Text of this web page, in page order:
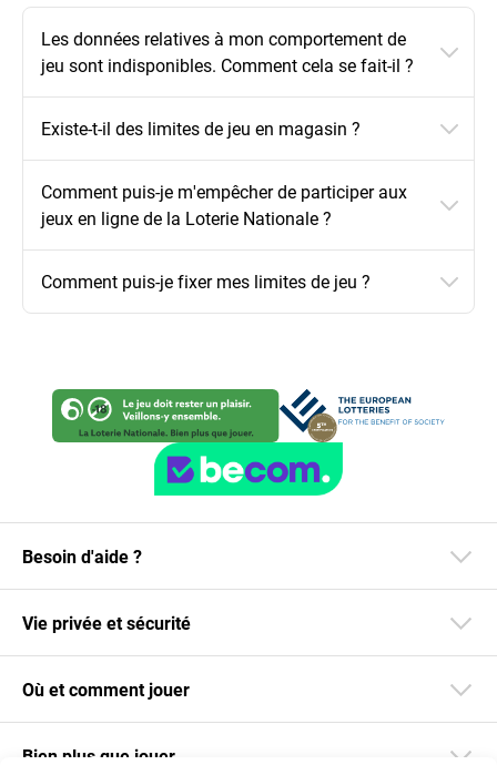
Les données relatives à mon comportement de
jeu sont indisponibles. Comment cela se fait-il ?
Existe-t-il des limites de jeu en magasin ?
Comment puis-je m'empêcher de participer aux
jeux en ligne de la Loterie Nationale ?
Comment puis-je fixer mes limites de jeu ?
Besoin d'aide ?
Vie privée et sécurité
Où et comment jouer
Bien plus que jouer